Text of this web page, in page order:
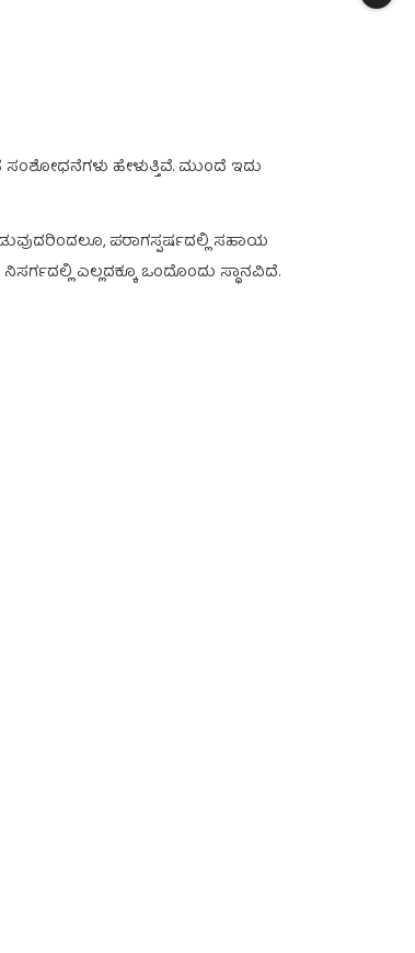
ಸಂಶೋಧನೆಗಳು ಹೇಳುತ್ತಿವೆ. ಮುಂದೆ ಇದು
ಪರಾಗಸ್ಪರ್ಷದಲ್ಲಿ ಸಹಾಯ
ಎಲ್ಲದಕ್ಕೂ ಒಂದೊಂದು ಸ್ಥಾನವಿದೆ.